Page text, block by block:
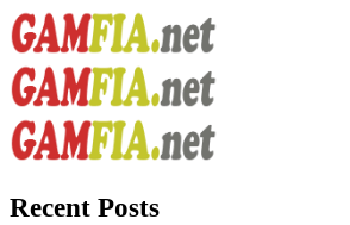
Recent Posts